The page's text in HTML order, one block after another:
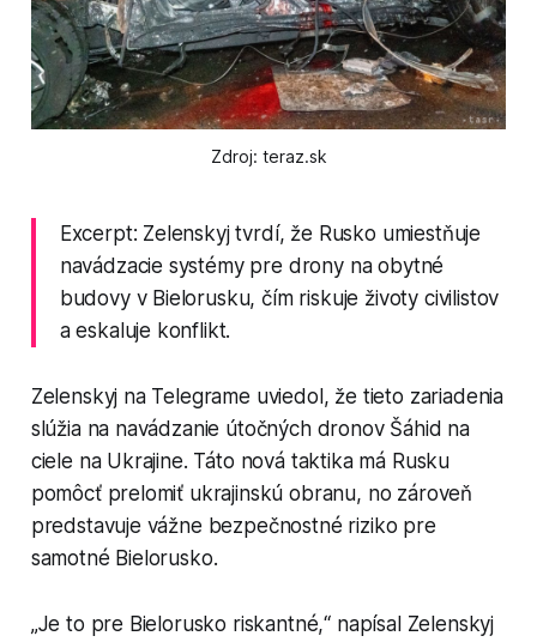
Zdroj: teraz.sk
Excerpt: Zelenskyj tvrdí, že Rusko umiestňuje
navádzacie systémy pre drony na obytné
budovy v Bielorusku, čím riskuje životy civilistov
a eskaluje konflikt.
Zelenskyj na Telegrame uviedol, že tieto zariadenia
slúžia na navádzanie útočných dronov Šáhid na
ciele na Ukrajine. Táto nová taktika má Rusku
pomôcť prelomiť ukrajinskú obranu, no zároveň
predstavuje vážne bezpečnostné riziko pre
samotné Bielorusko.
„Je to pre Bielorusko riskantné,“ napísal Zelenskyj